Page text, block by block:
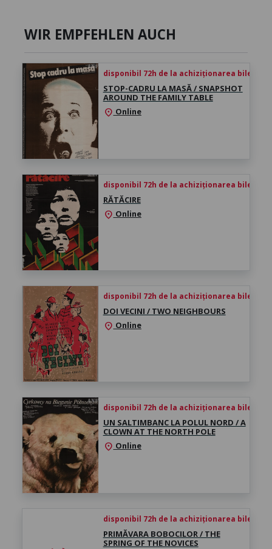
WIR EMPFEHLEN AUCH
disponibil 72h de la achiziționarea biletului
STOP-CADRU LA MASĂ / SNAPSHOT
AROUND THE FAMILY TABLE
location_on Online
disponibil 72h de la achiziționarea biletului
RĂTĂCIRE
location_on Online
disponibil 72h de la achiziționarea biletului
DOI VECINI / TWO NEIGHBOURS
location_on Online
disponibil 72h de la achiziționarea biletului
UN SALTIMBANC LA POLUL NORD / A
CLOWN AT THE NORTH POLE
location_on Online
disponibil 72h de la achiziționarea biletului
PRIMĂVARA BOBOCILOR / THE
SPRING OF THE NOVICES